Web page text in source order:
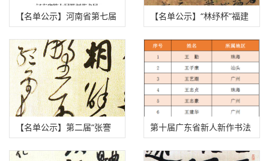
【名单公示】河南省第七届
篆刻艺术展获奖、入展、入
选名单公示
【名单公示】“林纾杯”福建
省第一届青年书法篆刻作品
展获奖、入展、入围名单
【名单公示】第二届“张謇
奖”全国书法大展获奖、入
第十届广东省新人新作书法
展入展名单公示